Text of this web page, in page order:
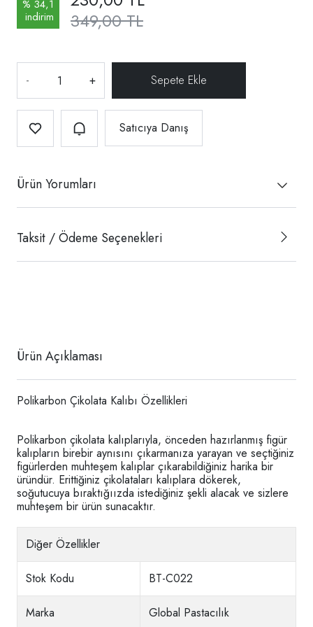
% 34,1
indirim
349,00 TL
- +
Satıcıya Danış
Ürün Yorumları
Taksit / Ödeme Seçenekleri
Ürün Açıklaması
Polikarbon Çikolata Kalıbı Özellikleri
Polikarbon çikolata kalıplarıyla, önceden hazırlanmış figür
kalıpların birebir aynısını çıkarmanıza yarayan ve seçtiğiniz
figürlerden muhteşem kalıplar çıkarabildiğiniz harika bir
üründür. Erittiğiniz çikolataları kalıplara dökerek,
soğutucuya bıraktığıızda istediğiniz şekli alacak ve sizlere
muhteşem bir ürün sunacaktır.
Diğer Özellikler
Stok Kodu BT-C022
Marka Global Pastacılık